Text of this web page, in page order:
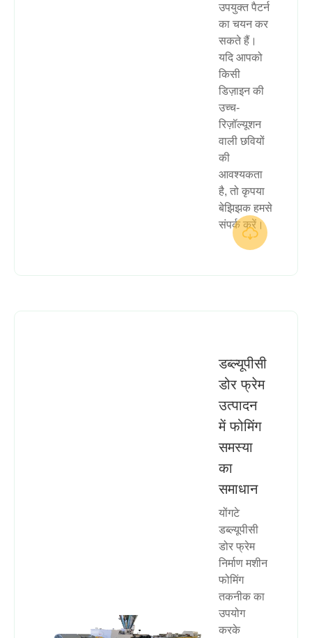
उपयुक्त पैटर्न
का चयन कर
सकते हैं।
यदि आपको
किसी
डिज़ाइन की
उच्च-
रिज़ॉल्यूशन
वाली छवियों
की
आवश्यकता
है, तो कृपया
बेझिझक हमसे
संपर्क करें।

डब्ल्यूपीसी
डोर फ्रेम
उत्पादन
में फोमिंग
समस्या
का
समाधान
योंगटे
डब्ल्यूपीसी
डोर फ्रेम
निर्माण मशीन
फोमिंग
तकनीक का
उपयोग
करके